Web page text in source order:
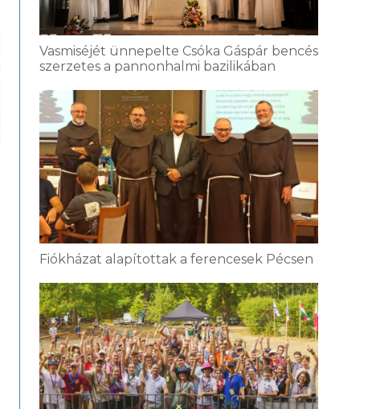
Vasmiséjét ünnepelte Csóka Gáspár bencés
szerzetes a pannonhalmi bazilikában
Fiókházat alapítottak a ferencesek Pécsen